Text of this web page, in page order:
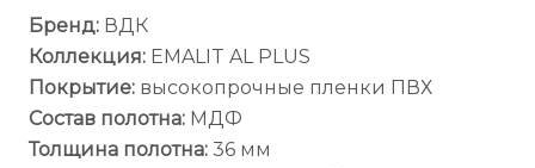
Бренд: ВДК
Коллекция: EMALIT AL PLUS
Покрытие: высокопрочные пленки ПВХ
Состав полотна: МДФ
Толщина полотна: 36 мм